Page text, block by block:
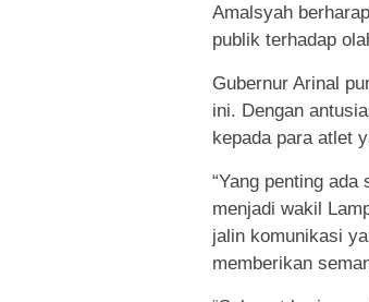
Amalsyah
publik terhadap
Gubernur Arinal
ini. Dengan
kepada para atlet
“Yang penting
menjadi wakil
jalin komunikasi
memberikan